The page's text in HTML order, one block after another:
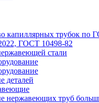
капиллярных трубок по
ГОСТ 10498-82
стали
деталей
нержавеющих труб